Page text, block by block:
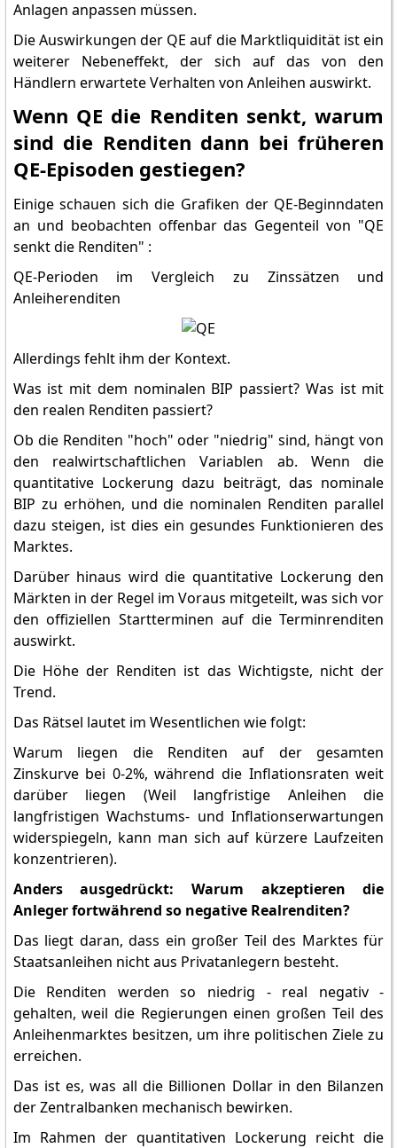
Anlagen anpassen müssen.
Die Auswirkungen der QE auf die Marktliquidität ist ein
weiterer Nebeneffekt, der sich auf das von den
Händlern erwartete Verhalten von Anleihen auswirkt.
Wenn QE die Renditen senkt, warum
sind die Renditen dann bei früheren
QE-Episoden gestiegen?
Einige schauen sich die Grafiken der QE-Beginndaten
an und beobachten offenbar das Gegenteil von "QE
senkt die Renditen" :
QE-Perioden im Vergleich zu Zinssätzen und
Anleiherenditen
Allerdings fehlt ihm der Kontext.
Was ist mit dem nominalen BIP passiert? Was ist mit
den realen Renditen passiert?
Ob die Renditen "hoch" oder "niedrig" sind, hängt von
den realwirtschaftlichen Variablen ab. Wenn die
quantitative Lockerung dazu beiträgt, das nominale
BIP zu erhöhen, und die nominalen Renditen parallel
dazu steigen, ist dies ein gesundes Funktionieren des
Marktes.
Darüber hinaus wird die quantitative Lockerung den
Märkten in der Regel im Voraus mitgeteilt, was sich vor
den offiziellen Startterminen auf die Terminrenditen
auswirkt.
Die Höhe der Renditen ist das Wichtigste, nicht der
Trend.
Das Rätsel lautet im Wesentlichen wie folgt:
Warum liegen die Renditen auf der gesamten
Zinskurve bei 0-2%, während die Inflationsraten weit
darüber liegen (Weil langfristige Anleihen die
langfristigen Wachstums- und Inflationserwartungen
widerspiegeln, kann man sich auf kürzere Laufzeiten
konzentrieren).
Anders ausgedrückt: Warum akzeptieren die
Anleger fortwährend so negative Realrenditen?
Das liegt daran, dass ein großer Teil des Marktes für
Staatsanleihen nicht aus Privatanlegern besteht.
Die Renditen werden so niedrig - real negativ -
gehalten, weil die Regierungen einen großen Teil des
Anleihenmarktes besitzen, um ihre politischen Ziele zu
erreichen.
Das ist es, was all die Billionen Dollar in den Bilanzen
der Zentralbanken mechanisch bewirken.
Im Rahmen der quantitativen Lockerung reicht die